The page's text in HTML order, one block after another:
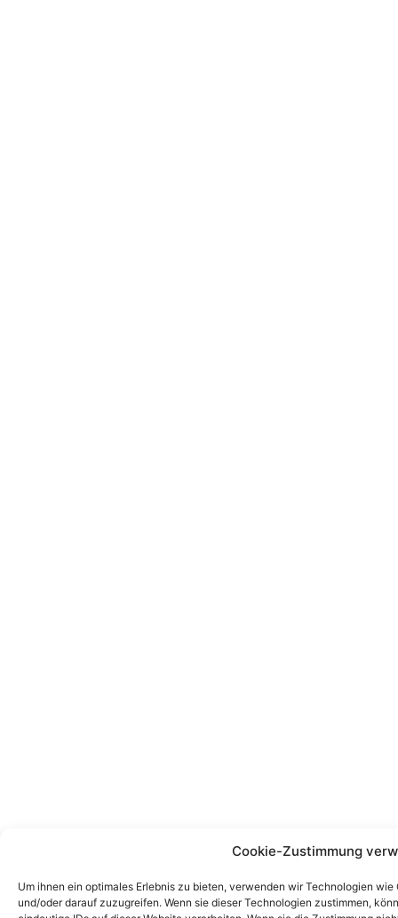
Cookie-Zustimmung
Um ihnen ein optimales Erlebnis zu bieten, verwenden wir Technologien
und/oder darauf zuzugreifen. Wenn sie dieser Technologien zustimmen,